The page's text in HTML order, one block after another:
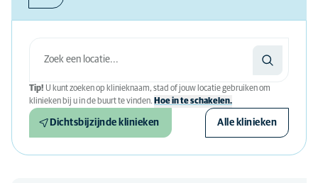
Tip! U kunt zoeken op klinieknaam, stad of jouw locatie gebruiken om
klinieken bij u in de buurt te vinden. Hoe in te schakelen.
Dichtsbijzijnde klinieken Alle klinieken